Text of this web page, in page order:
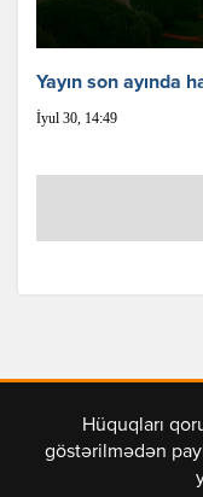
Yayın son ayında
İyul 30, 14:49
Hüquqları
göstərilmədən